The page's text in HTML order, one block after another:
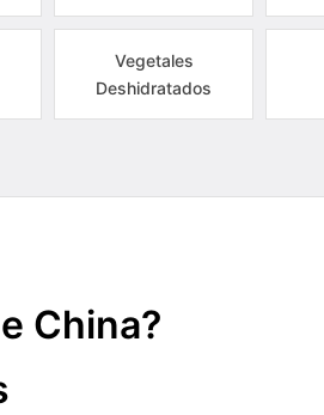
Vegetales
Deshidratados
China?